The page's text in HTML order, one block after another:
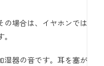
の場合は、イヤホンでは
湿器の音です。耳を塞が